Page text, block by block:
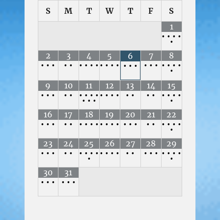
S M T W T F
S
1
• • • •
•
2
• • •
3
• •
4
• • • •
5
• • • •
6
• • •
7
• • •
8
• • • •
•
9
• • •
10
• •
11
• • • •
• • •
12
• • • •
13
• •
14
• •
15
• • • •
•
16
• • •
17
• •
18
• • • •
19
• • • •
20
• • •
21
• •
22
• • • •
•
23
• • •
24
• •
25
• • • •
•
26
• • • •
27
• •
28
• • •
29
• • • •
•
30
• • •
31
• • •